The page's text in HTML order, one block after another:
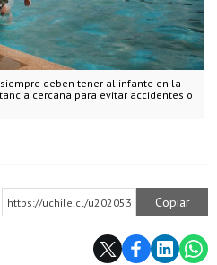
deben tener al infante en la
cercana para evitar accidentes o
https://uchile.cl/u202053 Copiar